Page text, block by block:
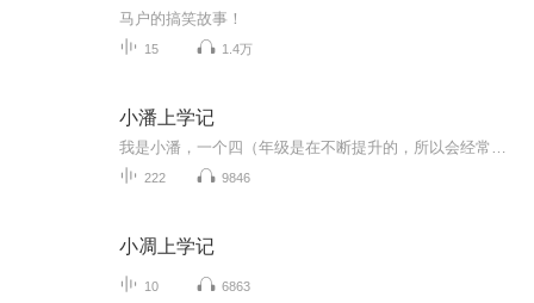
马户的搞笑故事！
15 1.4万
小潘上学记
222 9846
小凋上学记
10 6863